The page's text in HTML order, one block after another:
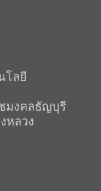
โลยี
มงคลธัญบุรี
หลวง